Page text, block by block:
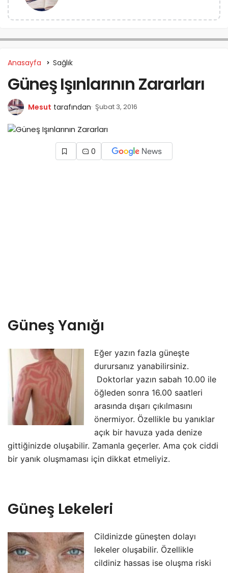
Anasayfa Sağlık
Güneş Işınlarının Zararları
Mesut tarafından Şubat 3, 2016
0
Güneş Yanığı
Eğer yazın fazla güneşte
durursanız yanabilirsiniz.
Doktorlar yazın sabah 10.00 ile
öğleden sonra 16.00 saatleri
arasında dışarı çıkılmasını
önermiyor. Özellikle bu yanıklar
açık bir havuza yada denize
gittiğinizde oluşabilir. Zamanla geçerler. Ama çok ciddi
bir yanık oluşmaması için dikkat etmeliyiz.
Güneş Lekeleri
Cildinizde güneşten dolayı
lekeler oluşabilir. Özellikle
cildiniz hassas ise oluşma riski